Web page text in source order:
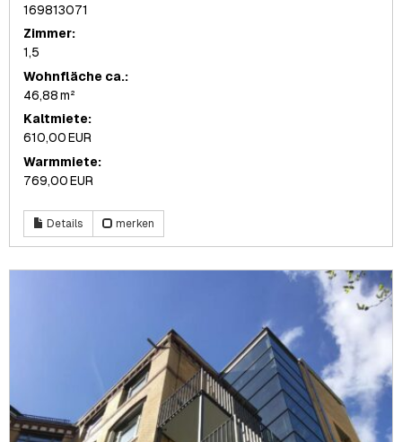
169813071
Zimmer:
1,5
Wohnfläche ca.:
46,88 m²
Kaltmiete:
610,00 EUR
Warmmiete:
769,00 EUR
Details merken